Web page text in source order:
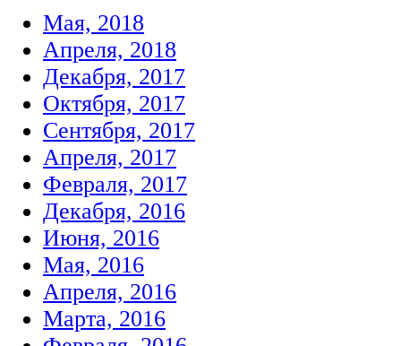
Мая, 2018
Апреля, 2018
Декабря, 2017
Октября, 2017
Сентября, 2017
Апреля, 2017
Февраля, 2017
Декабря, 2016
Июня, 2016
Мая, 2016
Апреля, 2016
Марта, 2016